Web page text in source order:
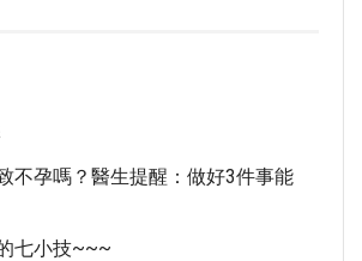
不孕嗎？醫生提醒：做好3件事能
七小技~~~